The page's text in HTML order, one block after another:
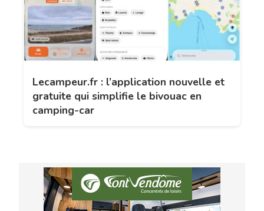
Lecampeur.fr : l’application nouvelle et
gratuite qui simplifie le bivouac en
camping-car